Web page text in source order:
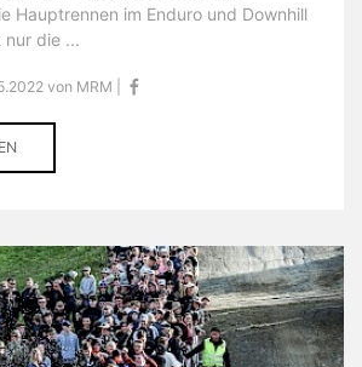
Hauptrennen im Enduro und Downhill
nur die ...
von MRM |